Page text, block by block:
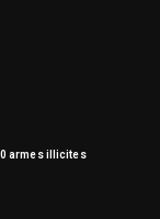
armes illicites